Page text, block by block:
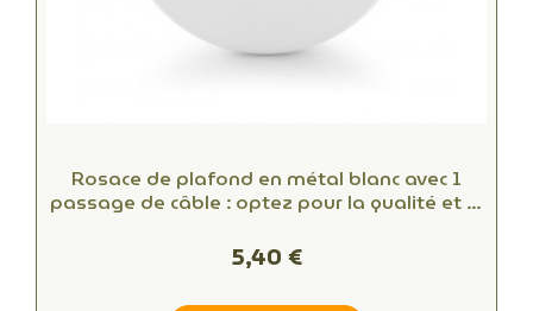
Rosace de plafond en métal blanc avec 1
passage de câble : optez pour la qualité et le
5,40 €